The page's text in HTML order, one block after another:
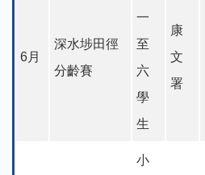
6月
深水埗田徑
分齡賽
一
至
六
學
生
康
文
署
小